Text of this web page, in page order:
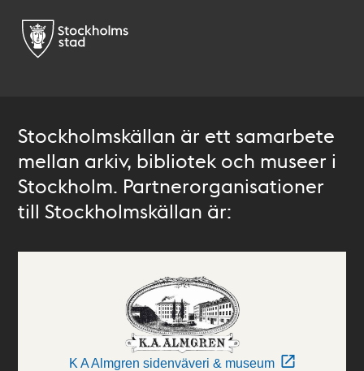
Stockholmskällan är ett samarbete
mellan arkiv, bibliotek och museer i
Stockholm. Partnerorganisationer
till Stockholmskällan är:
K A Almgren sidenväveri & museum